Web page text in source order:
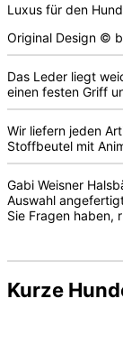
Luxus für den
Original Design ©
Das Leder liegt
einen festen Griff
Wir liefern jeden
Stoffbeutel mit
Gabi Weisner
Auswahl
Sie Fragen haben,
Kurze